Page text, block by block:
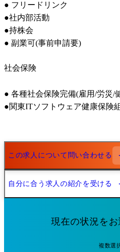
● フリードリンク
●社内部活動
●持株会
● 副業可(事前申請要)
社会保険
● 各種社会保険完備(雇用/労災/
●関東ITソフトウェア健康保険
この求人について問い合わせる
自分に合う求人の紹介を受ける
現在の状況を
複数選